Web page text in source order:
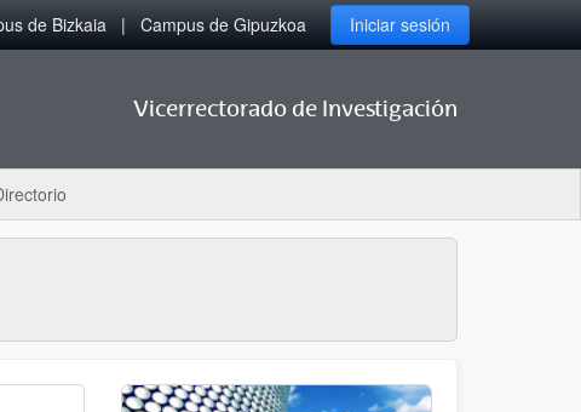
de Bizkaia Campus de Gipuzkoa Iniciar sesión
Vicerrectorado de Investigación